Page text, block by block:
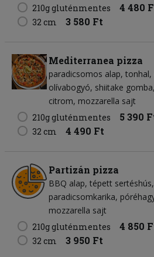
210g gluténmentes 4 480
32 cm 3 580 Ft
Mediterranea pizza
paradicsomos alap tonhal
olívabogyó shiitake gomba
citrom mozzarella sajt
210g gluténmentes
5 390
32 cm 4 490 Ft
Partizán pizza
BBQ alap tépett sertéshús
paradicsomkarika
mozzarella sajt
210g gluténmentes
4 850
32 cm 3 950 Ft